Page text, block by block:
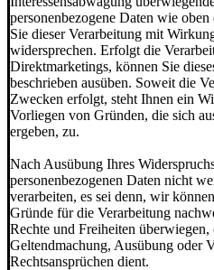
personenbezogene Daten wie
Sie dieser Verarbeitung mit
widersprechen. Erfolgt die
Direktmarketings, können Sie
beschrieben ausüben. Soweit die
Zwecken erfolgt, steht Ihnen ein
Vorliegen von Gründen, die sich
ergeben, zu.
Nach Ausübung Ihres
personenbezogenen Daten nicht
verarbeiten, es sei denn, wir
Gründe für die Verarbeitung
Rechte und Freiheiten
Geltendmachung, Ausübung oder
Rechtsansprüchen dient.